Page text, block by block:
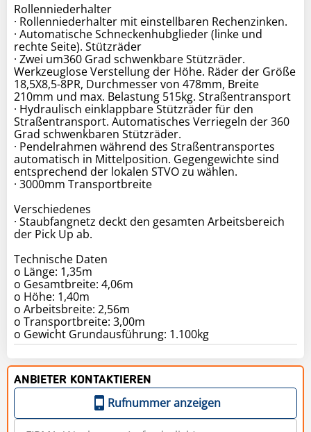
Rollenniederhalter
· Rollenniederhalter mit einstellbaren Rechenzinken.
· Automatische Schneckenhubglieder (linke und
rechte Seite). Stützräder
· Zwei um360 Grad schwenkbare Stützräder.
Werkzeuglose Verstellung der Höhe. Räder der Größe
18,5X8,5-8PR, Durchmesser von 478mm, Breite
210mm und max. Belastung 515kg. Straßentransport
· Hydraulisch einklappbare Stützräder für den
Straßentransport. Automatisches Verriegeln der 360
Grad schwenkbaren Stützräder.
· Pendelrahmen während des Straßentransportes
automatisch in Mittelposition. Gegengewichte sind
entsprechend der lokalen STVO zu wählen.
· 3000mm Transportbreite
Verschiedenes
· Staubfangnetz deckt den gesamten Arbeitsbereich
der Pick Up ab.
Technische Daten
o Länge: 1,35m
o Gesamtbreite: 4,06m
o Höhe: 1,40m
o Arbeitsbreite: 2,56m
o Transportbreite: 3,00m
ANBIETER KONTAKTIEREN
Rufnummer anzeigen